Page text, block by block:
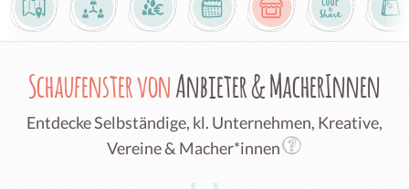
Schaufenster vonAnbieter & MacherInnen
Entdecke Selbständige, kl. Unternehmen, Kreative,
Vereine & Macher*innen